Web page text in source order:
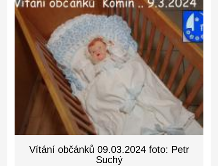
Vítání občánků 09.03.2024 foto: Petr
Suchý